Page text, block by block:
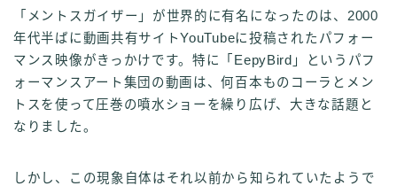
「メントスガイザー」が世界的に有名になったのは、2000
年代半ばに動画共有サイトYouTubeに投稿されたパフォー
マンス映像がきっかけです。特に「EepyBird」というパフ
ォーマンスアート集団の動画は、何百本ものコーラとメン
トスを使って圧巻の噴水ショーを繰り広げ、大きな話題と
なりました。
しかし、この現象自体はそれ以前から知られていたようで